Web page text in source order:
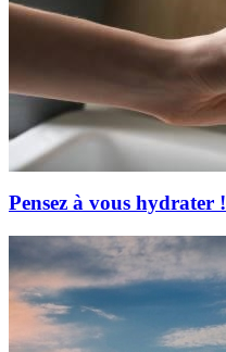
Pensez à vous hydrater !